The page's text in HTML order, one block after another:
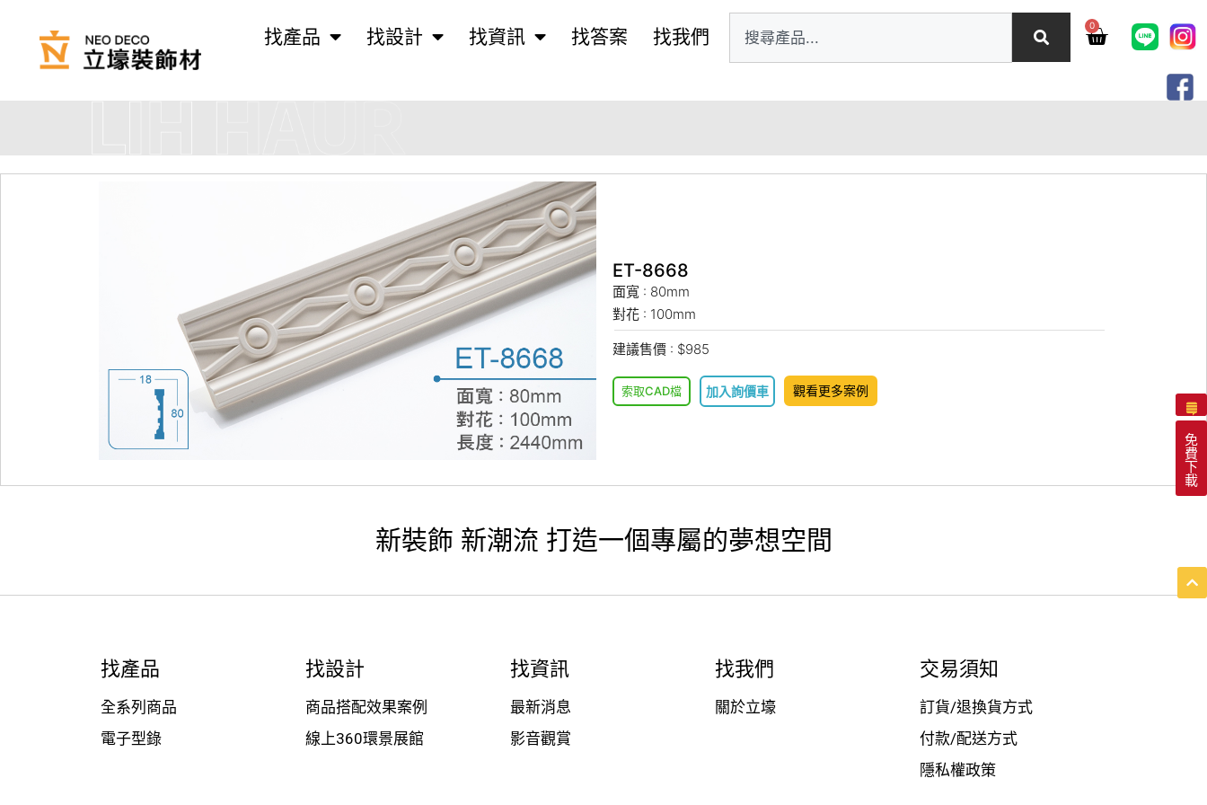
找產品 找設計 找資訊 找答案 找我們 0
ET-8668
面寬 : 80mm
對花 : 100mm
建議售價 : $985
索取CAD檔 加入詢價車 觀看更多案例
免
費
下
載
新裝飾 新潮流 打造一個專屬的夢想空間
找產品
全系列商品
電子型錄
找設計
商品搭配效果案例
線上360環景展館
找資訊
最新消息
影音觀賞
找我們
關於立壕
交易須知
訂貨/退換貨方式
付款/配送方式
隱私權政策